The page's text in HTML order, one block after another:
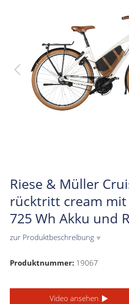
Riese & Müller
rücktritt cream mit
725 Wh Akku und
zur Produktbeschreibung ▼
Produktnummer: 19067
Video ansehen